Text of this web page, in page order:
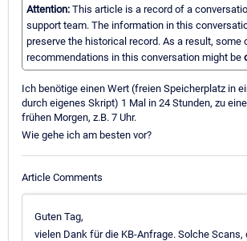
Attention: This article is a record of a
support team. The information in this
preserve the historical record. As a result, some
recommendations in this conversation might be
Ich benötige einen Wert (freien Speicherplatz in
durch eigenes Skript) 1 Mal in 24 Stunden, zu
frühen Morgen, z.B. 7 Uhr.
Wie gehe ich am besten vor?
Article Comments
Guten Tag,
vielen Dank für die KB-Anfrage. Solche Scans,